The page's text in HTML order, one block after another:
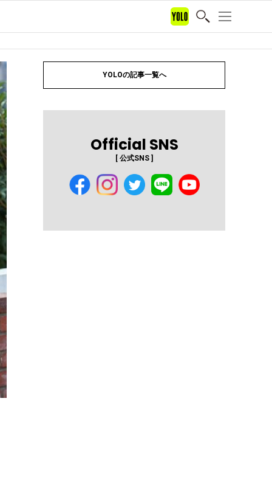
YOLOの記事一覧へ
Official SNS
[ 公式SNS ]